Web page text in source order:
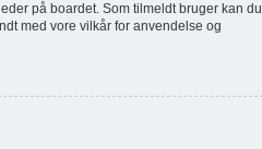
på boardet. Som tilmeldt bruger kan du
med vore vilkår for anvendelse og